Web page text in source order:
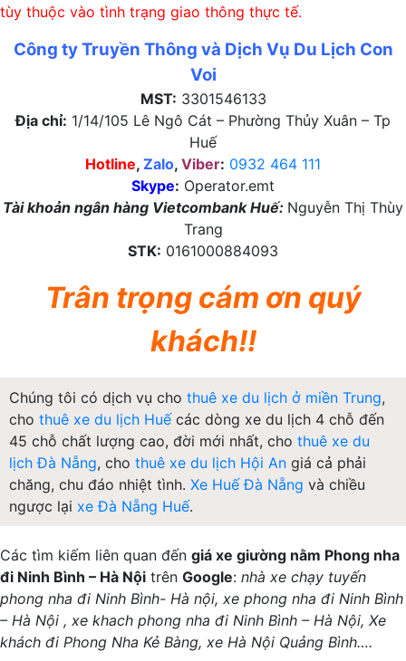
tùy thuộc vào tình trạng giao thông thực tế.
Công ty Truyền Thông và Dịch Vụ Du Lịch Con
Voi
MST: 3301546133
Địa chỉ: 1/14/105 Lê Ngô Cát – Phường Thủy Xuân – Tp
Huế
Hotline, Zalo, Viber: 0932 464 111
Skype: Operator.emt
Tài khoản ngân hàng Vietcombank Huế: Nguyễn Thị Thùy
Trang
STK: 0161000884093
Trân trọng cám ơn quý
khách!!
Chúng tôi có dịch vụ cho thuê xe du lịch ở miền Trung,
cho thuê xe du lịch Huếcác dòng xe du lịch 4 chỗ đến
45 chỗ chất lượng cao, đời mới nhất, cho thuê xe du
lịch Đà Nẵng, cho thuê xe du lịch Hội An giá cả phải
chăng, chu đáo nhiệt tình. Xe Huế Đà Nẵng và chiều
ngược lại xe Đà Nẵng Huế.
Các tìm kiếm liên quan đến giá xe giường nằm Phong nha
đi Ninh Bình – Hà Nội trên Google: nhà xe chạy tuyến
phong nha đi Ninh Bình- Hà nội, xe phong nha đi Ninh Bình
– Hà Nội , xe khach phong nha đi Ninh Bình – Hà Nội, Xe
khách đi Phong Nha Kẻ Bàng, xe Hà Nội Quảng Bình….